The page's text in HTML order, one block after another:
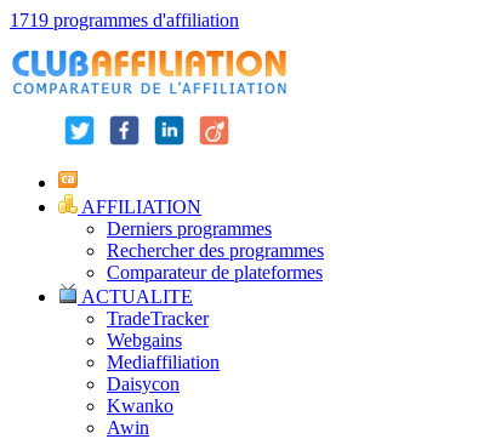
1719 programmes d'affiliation
AFFILIATION
Derniers programmes
Rechercher des programmes
Comparateur de plateformes
ACTUALITE
TradeTracker
Webgains
Mediaffiliation
Daisycon
Kwanko
Awin